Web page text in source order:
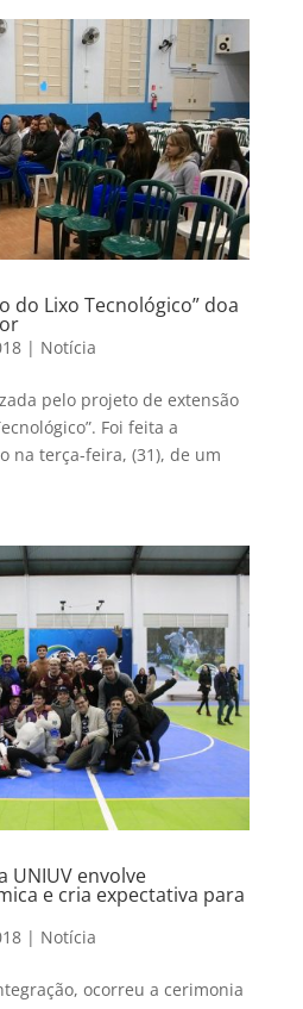
do Lixo Tecnológico” doa
| Notícia
pelo projeto de extensão
Foi feita a
na terça-feira, (31), de um
UNIUV envolve
e cria expectativa para
| Notícia
ocorreu a cerimonia